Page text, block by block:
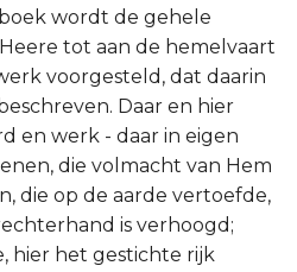
wordt de gehele
tot aan de hemelvaart
voorgesteld, dat daarin
Daar en hier
en werk - daar in eigen
die volmacht van Hem
die op de aarde vertoefde,
is verhoogd;
hier het gestichte rijk